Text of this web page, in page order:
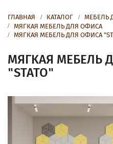
КОНТАКТЫ
ДЛЯ ОФИСА
ДЛЯ КАФЕ И РЕСТОРАНОВ
ПОРТФОЛИО
ГЛАВНАЯ КАТАЛОГ
МЕБЕЛЬ
МЯГКАЯ МЕБЕЛЬ ДЛЯ ОФИСА
МЯГКАЯ МЕБЕЛЬ ДЛЯ ОФИСА
МЯГКАЯ МЕБЕЛЬ
"STATO"